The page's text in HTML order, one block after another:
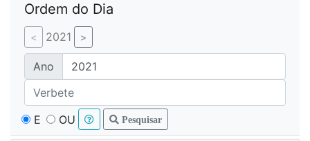
Ordem do Dia
2021
Ano
E OU Pesquisar